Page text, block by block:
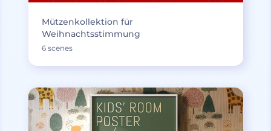
Mützenkollektion für
Weihnachtsstimmung
6 scenes